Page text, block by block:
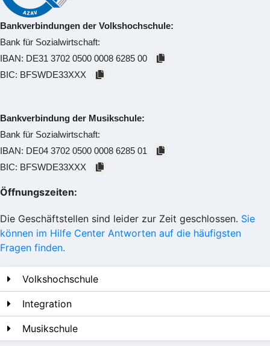
Bankverbindungen der Volkshochschule:
Bank für Sozialwirtschaft:
IBAN: DE31 3702 0500 0008 6285 00
BIC: BFSWDE33XXX
Bankverbindung der Musikschule:
Bank für Sozialwirtschaft:
IBAN: DE04 3702 0500 0008 6285 01
BIC: BFSWDE33XXX
Öffnungszeiten:
Die Geschäftstellen sind leider zur Zeit geschlossen. Sie
können im Hilfe Center Antworten auf die häufigsten
Fragen finden.
Volkshochschule
Integration
Musikschule